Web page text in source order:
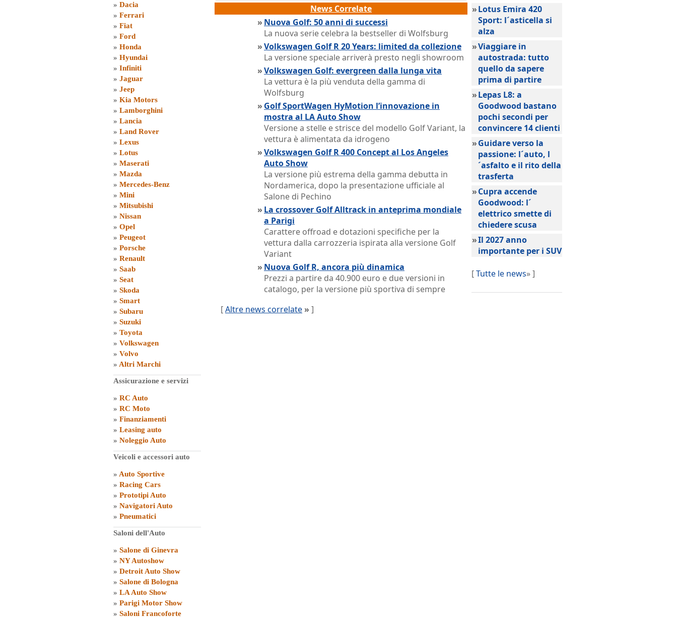
» Dacia
» Ferrari
» Fiat
» Ford
» Honda
» Hyundai
» Infiniti
» Jaguar
» Jeep
» Kia Motors
» Lamborghini
» Lancia
» Land Rover
» Lexus
» Lotus
» Maserati
» Mazda
» Mercedes-Benz
» Mini
» Mitsubishi
» Nissan
» Opel
» Peugeot
» Porsche
» Renault
» Saab
» Seat
» Skoda
» Smart
» Subaru
» Suzuki
» Toyota
» Volkswagen
» Volvo
» Altri Marchi
Assicurazione e servizi
» RC Auto
» RC Moto
» Finanziamenti
» Leasing auto
» Noleggio Auto
Veicoli e accessori auto
» Auto Sportive
» Racing Cars
» Prototipi Auto
» Navigatori Auto
» Pneumatici
Saloni dell'Auto
» Salone di Ginevra
» NY Autoshow
» Detroit Auto Show
» Salone di Bologna
» LA Auto Show
» Parigi Motor Show
» Saloni Francoforte
News Correlate
» Nuova Golf: 50 anni di successi
La nuova serie celebra la bestseller di Wolfsburg
»Volkswagen Golf R 20 Years: limited da collezione
La versione speciale arriverà presto negli showroom
»Volkswagen Golf: evergreen dalla lunga vita
La vettura è la più venduta della gamma di
Wolfsburg
» Golf SportWagen HyMotion l’innovazione in
mostra al LA Auto Show
Versione a stelle e strisce del modello Golf Variant, la
vettura è alimentata da idrogeno
»Volkswagen Golf R 400 Concept al Los Angeles
Auto Show
La versione più estrema della gamma debutta in
Nordamerica, dopo la presentazione ufficiale al
Salone di Pechino
» La crossover Golf Alltrack in anteprima mondiale
a Parigi
Carattere offroad e dotazioni specifiche per la
vettura dalla carrozzeria ispirata alla versione Golf
Variant
» Nuova Golf R, ancora più dinamica
Prezzi a partire da 40.900 euro e due versioni in
catalogo, per la versione più sportiva di sempre
[Altre news correlate » ]
»Lotus Emira 420
Sport: l´asticella si
alza
»Viaggiare in
autostrada: tutto
quello da sapere
prima di partire
»Lepas L8: a
Goodwood bastano
pochi secondi per
convincere 14 clienti
»Guidare verso la
passione: l´auto, l
´asfalto e il rito della
trasferta
»Cupra accende
Goodwood: l´
elettrico smette di
chiedere scusa
»Il 2027 anno
importante per i SUV
[Tutte le news» ]